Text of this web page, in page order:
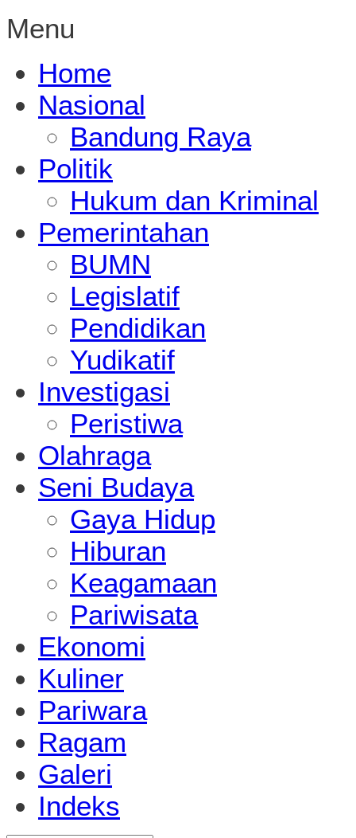
Menu
Home
Nasional
Bandung Raya
Politik
Hukum dan Kriminal
Pemerintahan
BUMN
Legislatif
Pendidikan
Yudikatif
Investigasi
Peristiwa
Olahraga
Seni Budaya
Gaya Hidup
Hiburan
Keagamaan
Pariwisata
Ekonomi
Kuliner
Pariwara
Ragam
Galeri
Indeks